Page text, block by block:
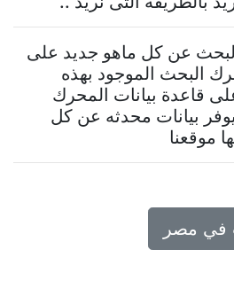
عن كل ماهو جديد على
البحث الموجود بهذه
قاعدة بيانات المحرك
بيانات محدثه عن كل
موقعنا
في مصر